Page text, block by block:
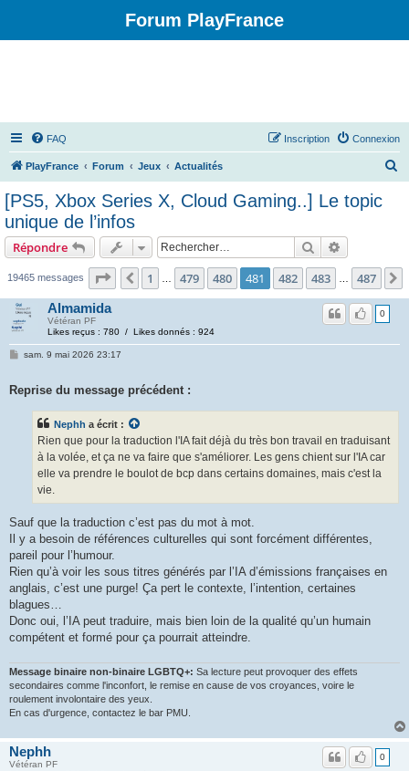
Forum PlayFrance
FAQ Connexion
Inscription
PlayFrance Forum Jeux Actualités
c
[PS5, Xbox Series X, Cloud Gaming..] Le topic
unique de l’infos
Répondre Rechercher
19465 messages Page 481 sur487
Précédent
1 479 480 481 482 483 487
Almamida
Vétéran PF
Likes reçus : 780 / Likes donnés : 924
0
sam. 9 mai 2026 23:17
Reprise du message précédent :
Nephh a écrit :
Rien que pour la traduction l'IA fait déjà du très bon travail en traduisant
à la volée, et ça ne va faire que s'améliorer. Les gens chient sur l'IA car
elle va prendre le boulot de bcp dans certains domaines, mais c'est la
vie.
Sauf que la traduction c’est pas du mot à mot.
Il y a besoin de références culturelles qui sont forcément différentes,
pareil pour l’humour.
Rien qu’à voir les sous titres générés par l’IA d’émissions françaises en
anglais, c’est une purge! Ça pert le contexte, l’intention, certaines
blagues…
Donc oui, l’IA peut traduire, mais bien loin de la qualité qu’un humain
compétent et formé pour ça pourrait atteindre.
Message binaire non-binaire LGBTQ+: Sa lecture peut provoquer des effets
secondaires comme l'inconfort, le remise en cause de vos croyances, voire le
roulement involontaire des yeux.
En cas d'urgence, contactez le bar PMU.
Nephh
Vétéran PF
0